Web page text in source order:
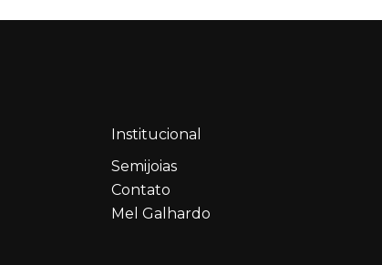
Institucional
Semijoias
Contato
Mel Galhardo